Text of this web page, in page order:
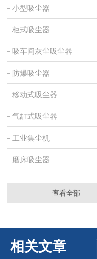
小型吸尘器
柜式吸尘器
吸车间灰尘吸尘器
防爆吸尘器
移动式吸尘器
气缸式吸尘器
工业集尘机
磨床吸尘器
查看全部
相关文章